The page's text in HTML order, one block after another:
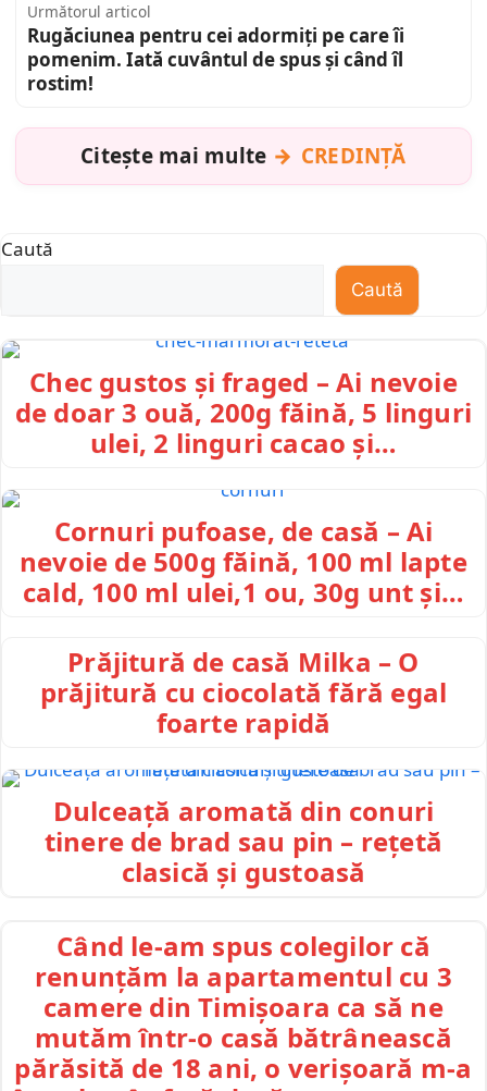
Următorul articol
Rugăciunea pentru cei adormiți pe care îi
pomenim. Iată cuvântul de spus și când îl
rostim!
Citește mai multe CREDINȚĂ
Caută
Caută
Chec gustos și fraged – Ai nevoie
de doar 3 ouă, 200g făină, 5 linguri
ulei, 2 linguri cacao și…
Cornuri pufoase, de casă – Ai
nevoie de 500g făină, 100 ml lapte
cald, 100 ml ulei,1 ou, 30g unt și…
Prăjitură de casă Milka – O
prăjitură cu ciocolată fără egal
foarte rapidă
Dulceață aromată din conuri
tinere de brad sau pin – rețetă
clasică și gustoasă
Când le-am spus colegilor că
renunțăm la apartamentul cu 3
camere din Timișoara ca să ne
mutăm într-o casă bătrânească
părăsită de 18 ani, o verișoară m-a